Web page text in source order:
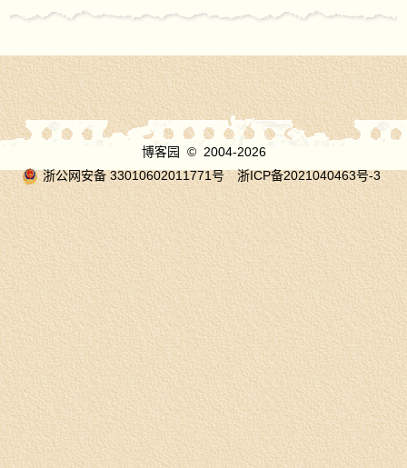
博客园
© 2004-2026
浙公网安备 33010602011771号
浙ICP备2021040463号-3